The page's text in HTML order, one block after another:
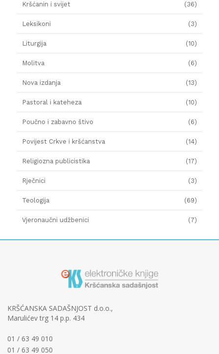
Kršćanin i svijet (36)
Leksikoni (3)
Liturgija (10)
Molitva (6)
Nova izdanja (13)
Pastoral i kateheza (10)
Poučno i zabavno štivo (6)
Povijest Crkve i kršćanstva (14)
Religiozna publicistika (17)
Rječnici (3)
Teologija (69)
Vjeronaučni udžbenici (7)
KRŠĆANSKA SADAŠNJOST d.o.o.,
Marulićev trg 14 p.p. 434
01 / 63 49 010
01 / 63 49 050